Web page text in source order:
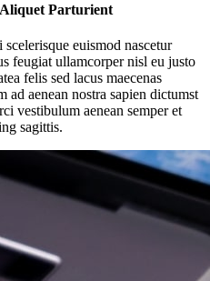
Parturient
euismod nascetur
feugiat ullamcorper nisl eu justo
felis sed lacus maecenas
ad aenean nostra sapien dictumst
vestibulum aenean semper et
sagittis.